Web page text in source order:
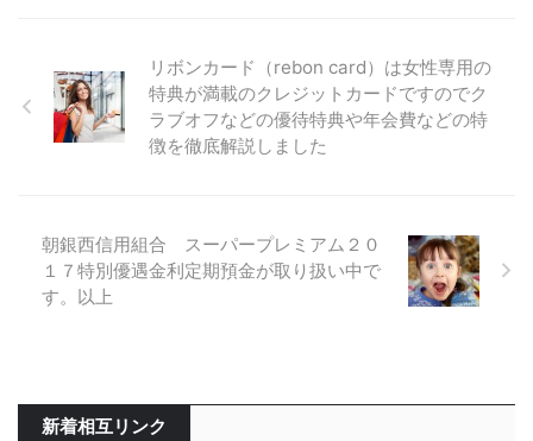
リボンカード（rebon card）は女性専用の
特典が満載のクレジットカードですのでク
ラブオフなどの優待特典や年会費などの特
徴を徹底解説しました
朝銀西信用組合 スーパープレミアム２０
１７特別優遇金利定期預金が取り扱い中で
す。以上
新着相互リンク